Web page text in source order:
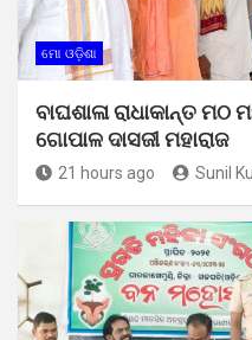
ମୋ ଓଡ଼ିଶା
ବାଘଶାଳା ରାଧାକାନ୍ତ
ଗୋପାଳ ଦାସଜୀ ମହାରାଜ
21 hours ago Sunil